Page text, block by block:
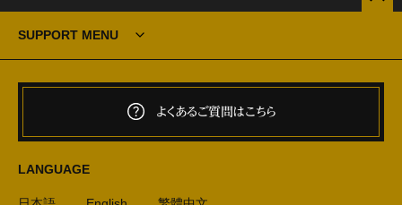
SUPPORT MENU
よくあるご質問はこちら
LANGUAGE